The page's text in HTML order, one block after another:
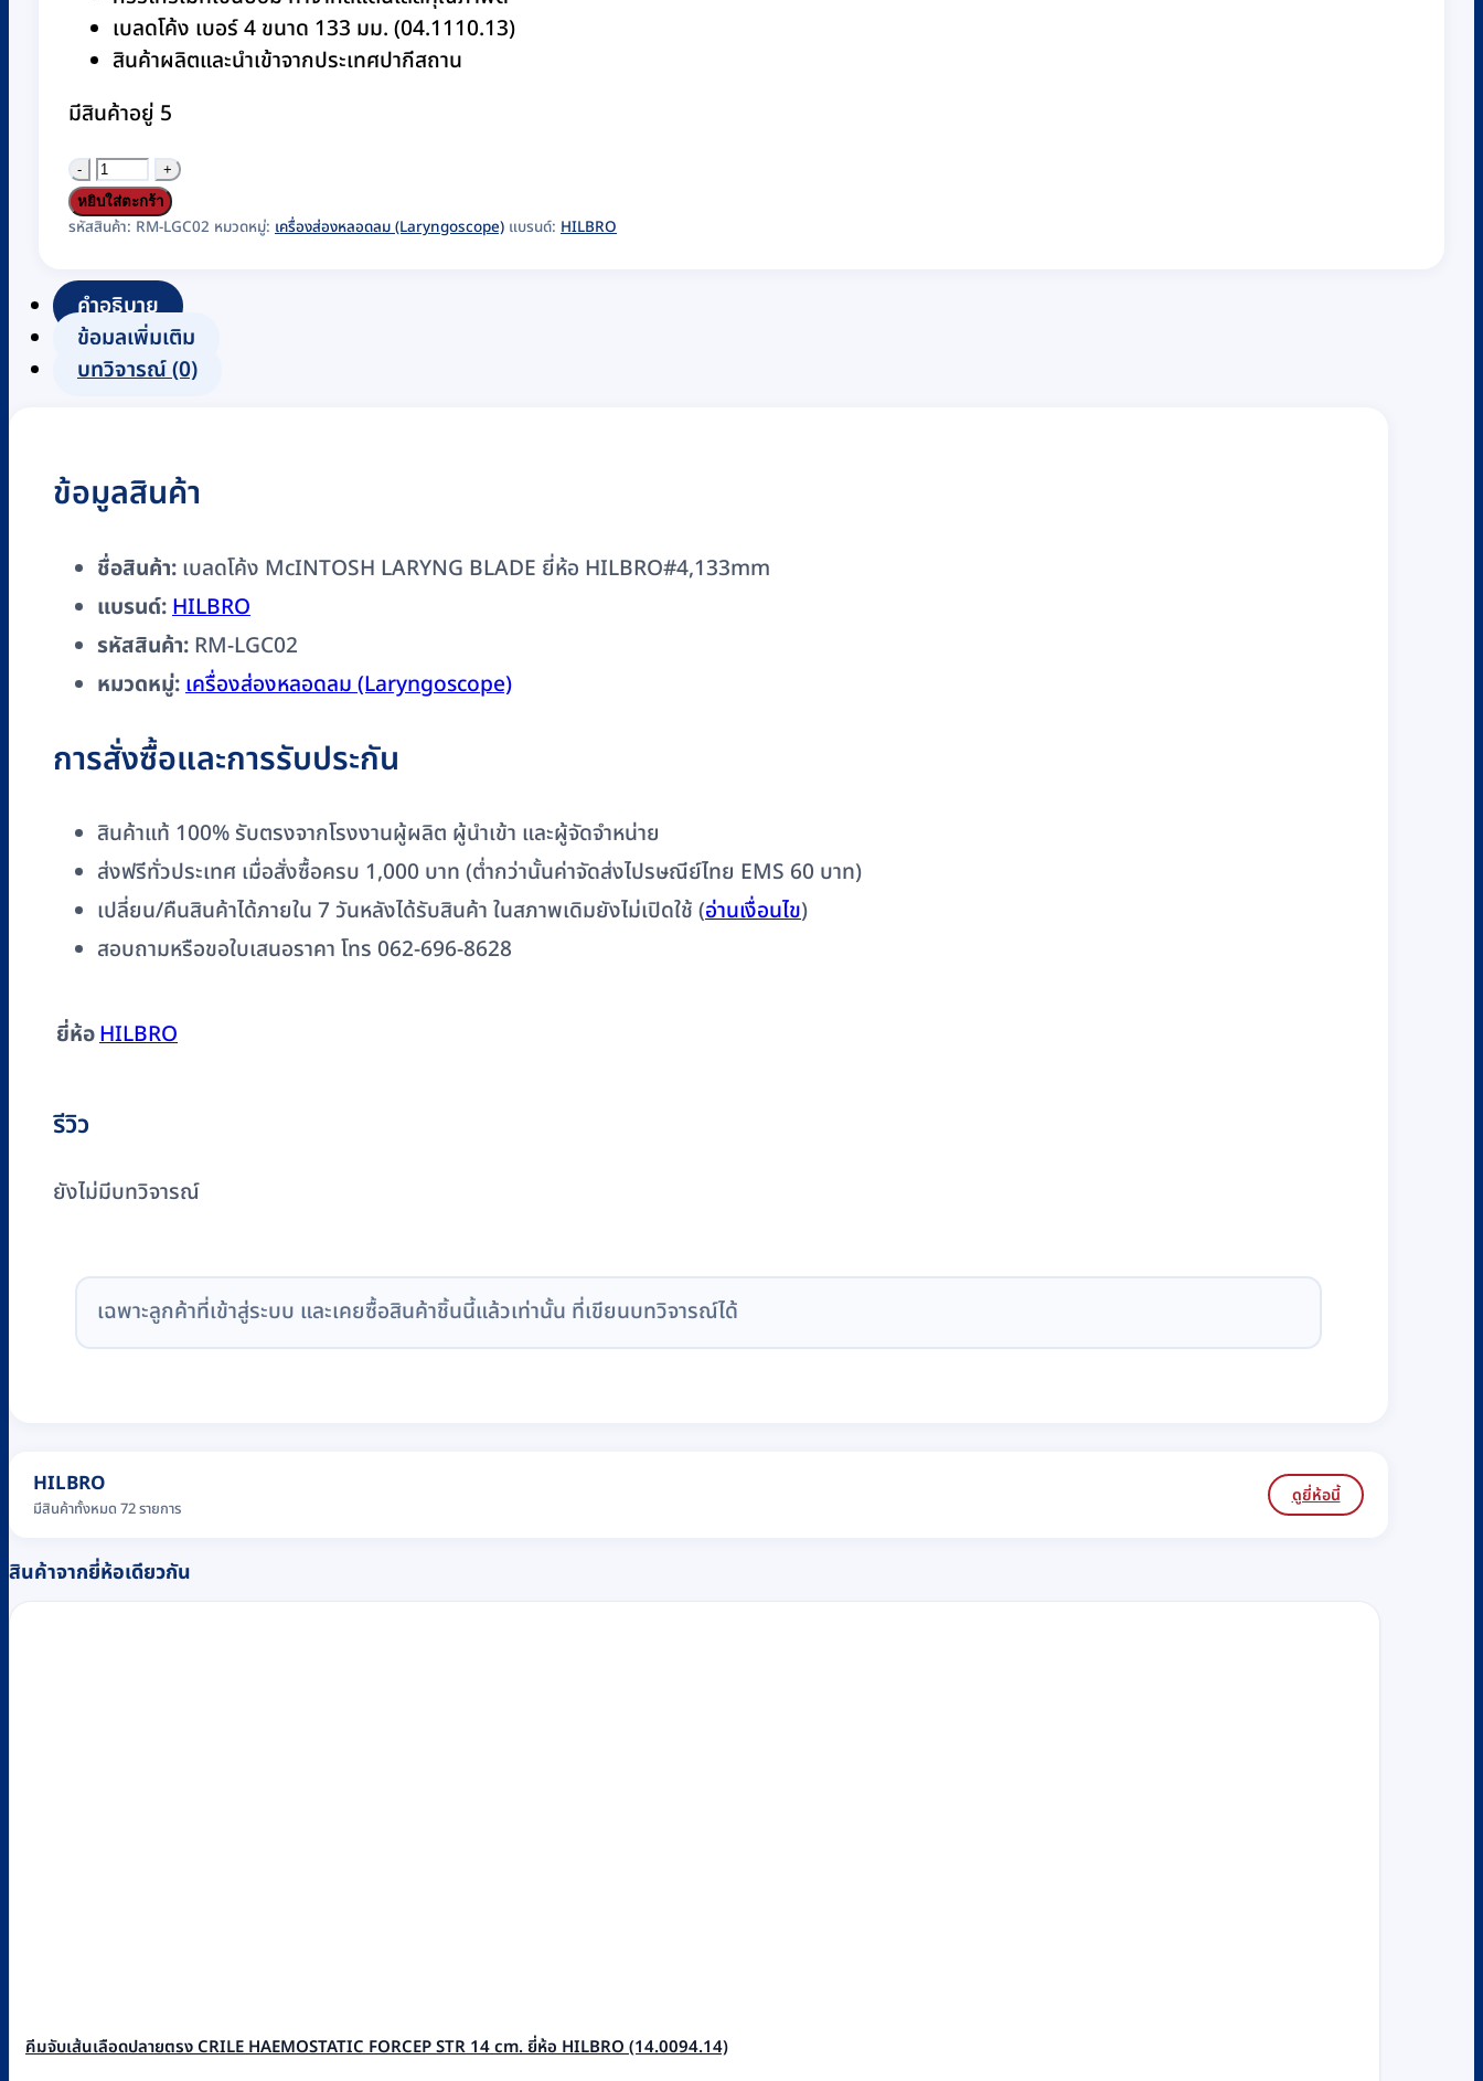
เบลดโค้ง เบอร์ 4 ขนาด 133 มม. (04.1110.13)
สินค้าผลิตและนำเข้าจากประเทศปากีสถาน
มีสินค้าอยู่ 5
จำนวน
เบ
ลด
McINTOSH
LARYNG
BLADE
หยิบใส่ตะกร้า
รหัสสินค้า: RM-LGC02 หมวดหมู่: เครื่องส่องหลอดลม (Laryngoscope) แบรนด์: HILBRO
คำอธิบาย
ข้อมูลเพิ่มเติม
บทวิจารณ์ (0)
ข้อมูลสินค้า
ชื่อสินค้า: เบลดโค้ง McINTOSH LARYNG BLADE ยี่ห้อ HILBRO#4,133mm
แบรนด์:HILBRO
รหัสสินค้า: RM-LGC02
หมวดหมู่:เครื่องส่องหลอดลม (Laryngoscope)
การสั่งซื้อและการรับประกัน
สินค้าแท้ 100% รับตรงจากโรงงานผู้ผลิต ผู้นำเข้า และผู้จัดจำหน่าย
ส่งฟรีทั่วประเทศ เมื่อสั่งซื้อครบ 1,000 บาท (ต่ำกว่านั้นค่าจัดส่งไปรษณีย์ไทย EMS 60 บาท)
เปลี่ยน/คืนสินค้าได้ภายใน 7 วันหลังได้รับสินค้า ในสภาพเดิมยังไม่เปิดใช้ (อ่านเงื่อนไข)
สอบถามหรือขอใบเสนอราคา โทร 062-696-8628
ยี่ห้อHILBRO
รีวิว
ยังไม่มีบทวิจารณ์
เฉพาะลูกค้าที่เข้าสู่ระบบ และเคยซื้อสินค้าชิ้นนี้แล้วเท่านั้น ที่เขียนบทวิจารณ์ได้
HILBRO
มีสินค้าทั้งหมด 72 รายการ
ดูยี่ห้อนี้
สินค้าจากยี่ห้อเดียวกัน
คีมจับเส้นเลือดปลายตรง CRILE HAEMOSTATIC FORCEP STR 14 cm. ยี่ห้อ HILBRO (14.0094.14)